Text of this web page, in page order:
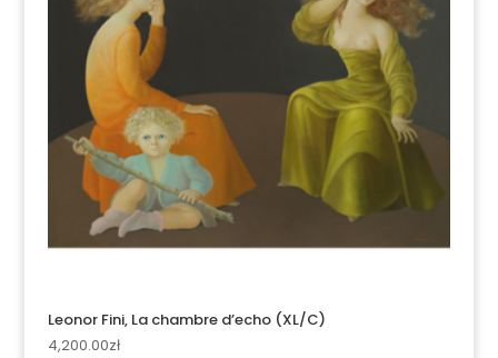
Leonor Fini, La chambre d’echo (XL/C)
4,200.00zł